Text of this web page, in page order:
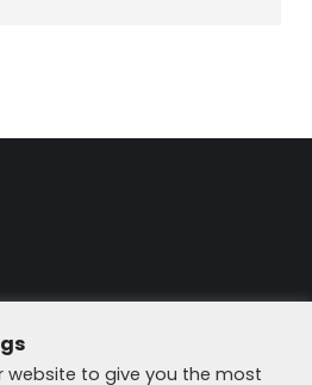
website to give you the most